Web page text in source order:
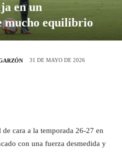
en un
mucho equilibrio
31 DE MAYO DE 2026
cara a la temporada 26-27 en
con una fuerza desmedida y